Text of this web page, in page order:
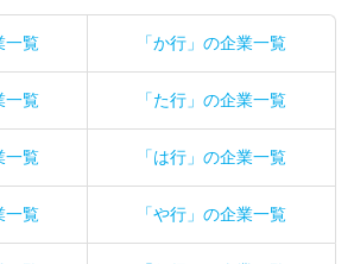
一覧 「か行」の企業一覧
一覧 「た行」の企業一覧
一覧 「は行」の企業一覧
一覧 「や行」の企業一覧